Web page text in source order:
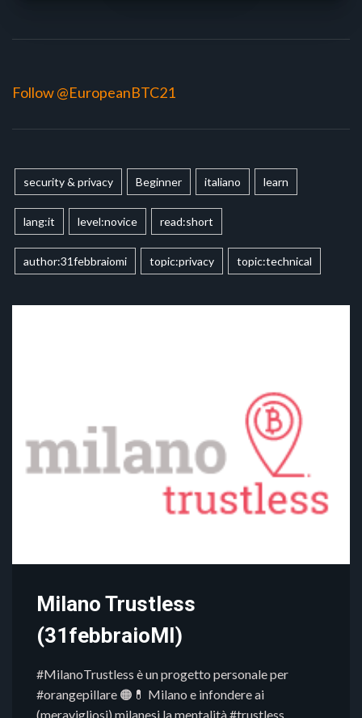
Follow @EuropeanBTC21
security & privacy Beginner italiano learn
lang:it level:novice read:short
author:31febbraiomi topic:privacy topic:technical
Milano Trustless
(31febbraioMI)
#MilanoTrustless è un progetto personale per
#orangepillare 🟠💊 Milano e infondere ai
(meravigliosi) milanesi la mentalità #trustless